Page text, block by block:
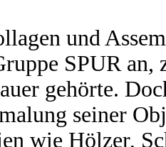
und
SPUR
gehörte.
seiner
wie Hölzer,